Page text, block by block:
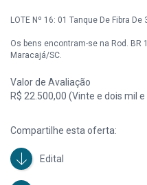
LOTE Nº 16: 01 Tanque De Fibra
Os bens encontram-se na Rod. BR
Maracajá/SC.
Valor de Avaliação
R$ 22.500,00 (Vinte e dois mil
Compartilhe esta oferta:
Edital